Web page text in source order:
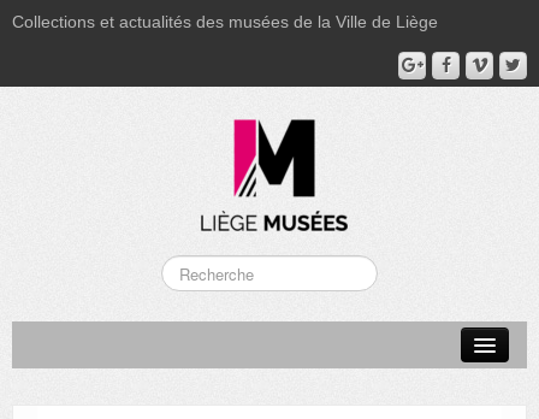
Collections et actualités des musées de la Ville de Liège